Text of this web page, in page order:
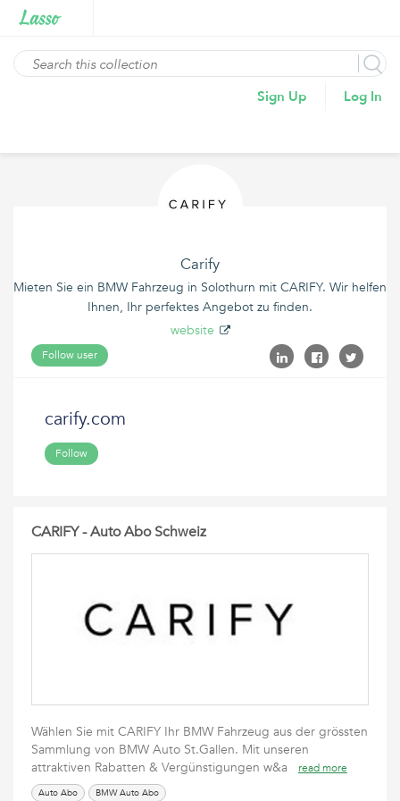
Sign Up Log In
Carify
Mieten Sie ein BMW Fahrzeug in Solothurn mit CARIFY. Wir helfen
Ihnen, Ihr perfektes Angebot zu finden.
website
Follow user
carify.com
Follow
CARIFY - Auto Abo Schweiz
Wählen Sie mit CARIFY Ihr BMW Fahrzeug aus der grössten
Sammlung von BMW Auto St.Gallen. Mit unseren
attraktiven Rabatten & Vergünstigungen w&a
read more
Auto Abo BMW Auto Abo